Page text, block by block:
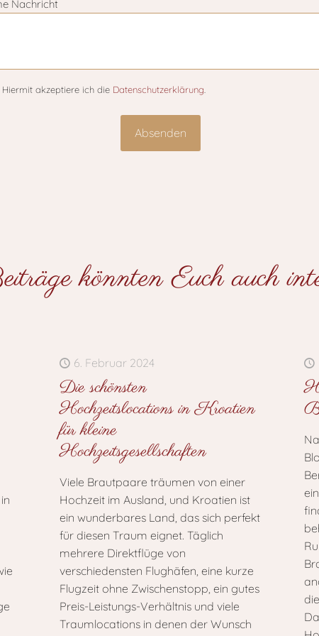
Nachricht
Hiermit akzeptiere ich die Datenschutzerklärung
könnten Euch auch
6. Februar 2024
Die schönsten
Hochzeitslocations in Kroatien
für kleine
Hochzeitsgesellschaften
Viele Brautpaare träumen von einer
Hochzeit im Ausland, und Kroatien ist
ein wunderbares Land, das sich perfekt
für diesen Traum eignet. Täglich
mehrere Direktflüge von
verschiedensten Flughäfen, eine kurze
Flugzeit ohne Zwischenstopp, ein gutes
Preis-Leistungs-Verhältnis und viele
Traumlocations in denen der Wunsch